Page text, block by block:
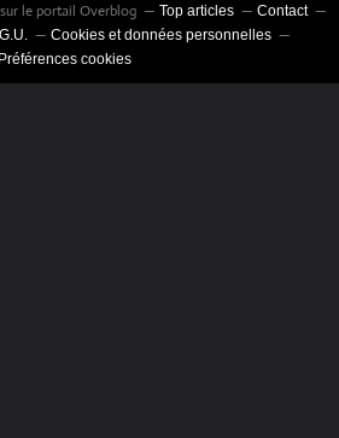
sur le portail Overblog Top articles
Contact
Cookies et données personnelles
Préférences cookies